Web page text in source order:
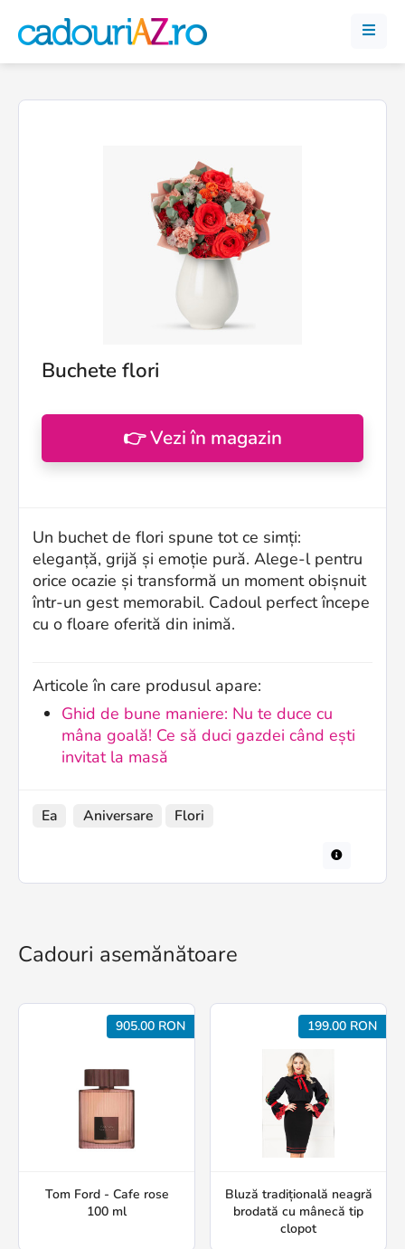
Buchete flori
👉 Vezi în magazin
Un buchet de flori spune tot ce simți:
eleganță, grijă și emoție pură. Alege-l pentru
orice ocazie și transformă un moment obișnuit
într-un gest memorabil. Cadoul perfect începe
cu o floare oferită din inimă.
Articole în care produsul apare:
Ghid de bune maniere: Nu te duce cu
mâna goală! Ce să duci gazdei când ești
invitat la masă
Ea Aniversare Flori
Cadouri asemănătoare
905.00 RON
Tom Ford - Cafe rose
100 ml
199.00 RON
Bluză tradițională neagră
brodată cu mânecă tip
clopot